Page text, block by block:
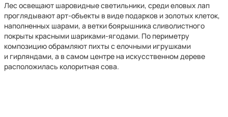
Лес освещают шаровидные светильники, среди еловых лап
проглядывают арт-объекты в виде подарков и золотых клеток,
наполненных шарами, а ветки боярышника сливолистного
покрыты красными шариками-ягодами. По периметру
композицию обрамляют пихты с елочными игрушками
и гирляндами, а в самом центре на искусственном дереве
расположилась колоритная сова.